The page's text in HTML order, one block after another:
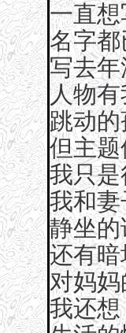
一直
名字
写去
人物
跳动的
但主
我只
我和
静坐
还有
对妈
我还